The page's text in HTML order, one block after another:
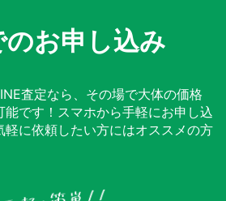
のお申し込み
査定なら、その場で大体の価格
能です！スマホから手軽にお申し込
軽に依頼したい方にはオススメの方